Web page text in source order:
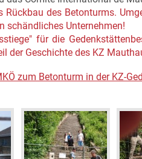
des Betonturms.
schändliches Unternehmen!
für die
der Geschichte des KZ
zum Betonturm in der KZ-